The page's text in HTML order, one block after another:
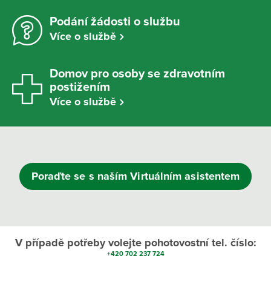
Podání žádosti o službu
Více o službě
Domov pro osoby se zdravotním
postižením
Více o službě
Poraďte se s naším Virtuálním asistentem
V případě potřeby volejte pohotovostní tel. číslo:
+420 702 237 724